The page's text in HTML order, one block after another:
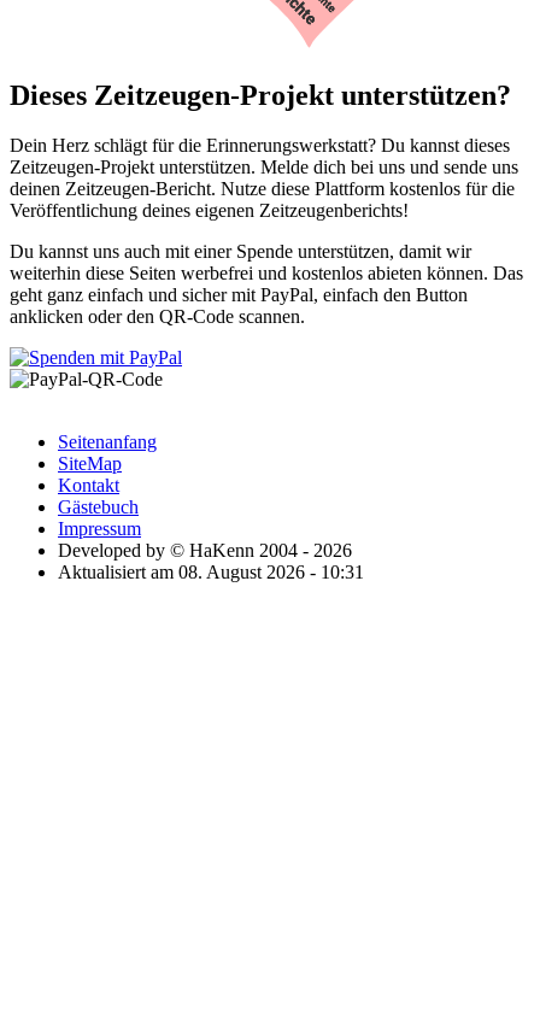
Dieses Zeitzeugen-Projekt unterstützen?
Dein Herz schlägt für die Erinnerungswerkstatt? Du kannst dieses
Zeitzeugen-Projekt unterstützen. Melde dich bei uns und sende uns
deinen Zeitzeugen-Bericht. Nutze diese Plattform kostenlos für die
Veröffentlichung deines eigenen Zeitzeugenberichts!
Du kannst uns auch mit einer Spende unterstützen, damit wir
weiterhin diese Seiten werbefrei und kostenlos abieten können. Das
geht ganz einfach und sicher mit PayPal, einfach den Button
anklicken oder den QR-Code scannen.
Seitenanfang
SiteMap
Kontakt
Gästebuch
Impressum
Developed by © HaKenn 2004 - 2026
Aktualisiert am 08. August 2026 - 10:31